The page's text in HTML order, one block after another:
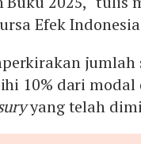
Efek
10% dari
yang telah